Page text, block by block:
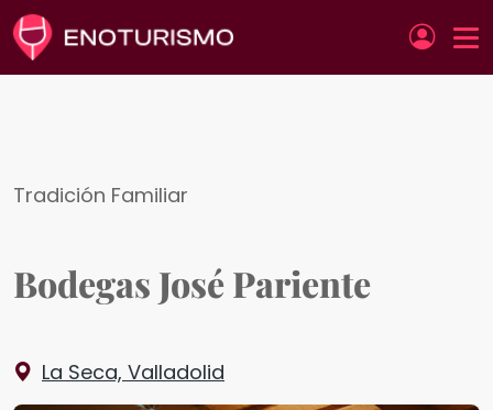
Pasar al contenido principal
Tradición Familiar
Bodegas José Pariente
La Seca, Valladolid